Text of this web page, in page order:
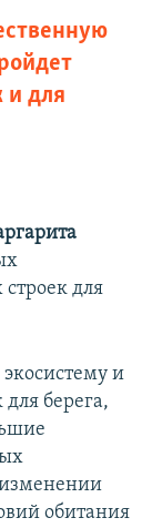
и для
для
и
берега,
обитания